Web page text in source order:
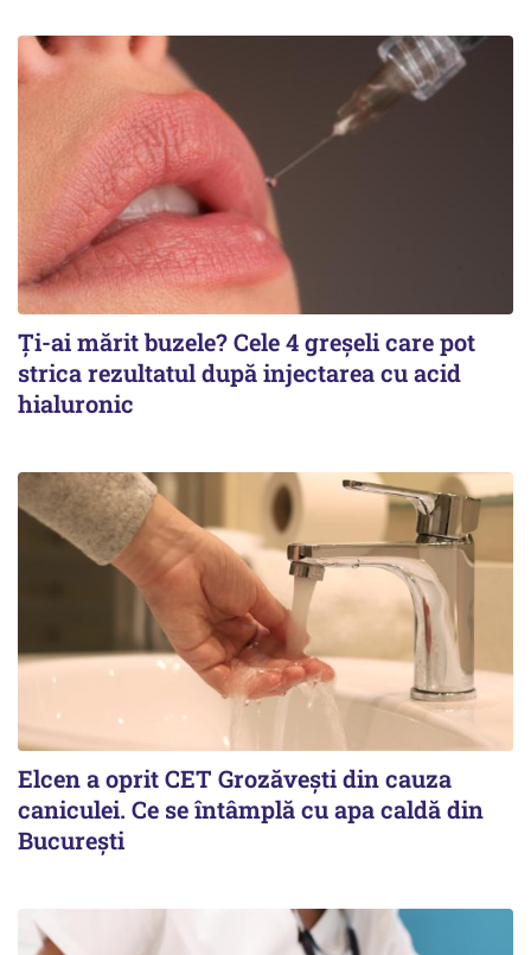
Ți-ai mărit buzele? Cele 4 greșeli care pot
strica rezultatul după injectarea cu acid
hialuronic
Elcen a oprit CET Grozăvești din cauza
caniculei. Ce se întâmplă cu apa caldă din
București